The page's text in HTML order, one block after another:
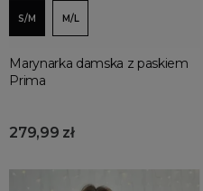
S/M M/L
Marynarka damska z paskiem
Prima
279,99 zł